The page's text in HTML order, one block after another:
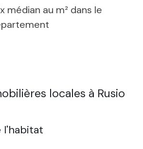
médian au m² dans le
locales à Rusio
l'habitat